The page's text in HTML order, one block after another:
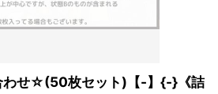
わせ☆(50枚セット)【-】{-}《詰